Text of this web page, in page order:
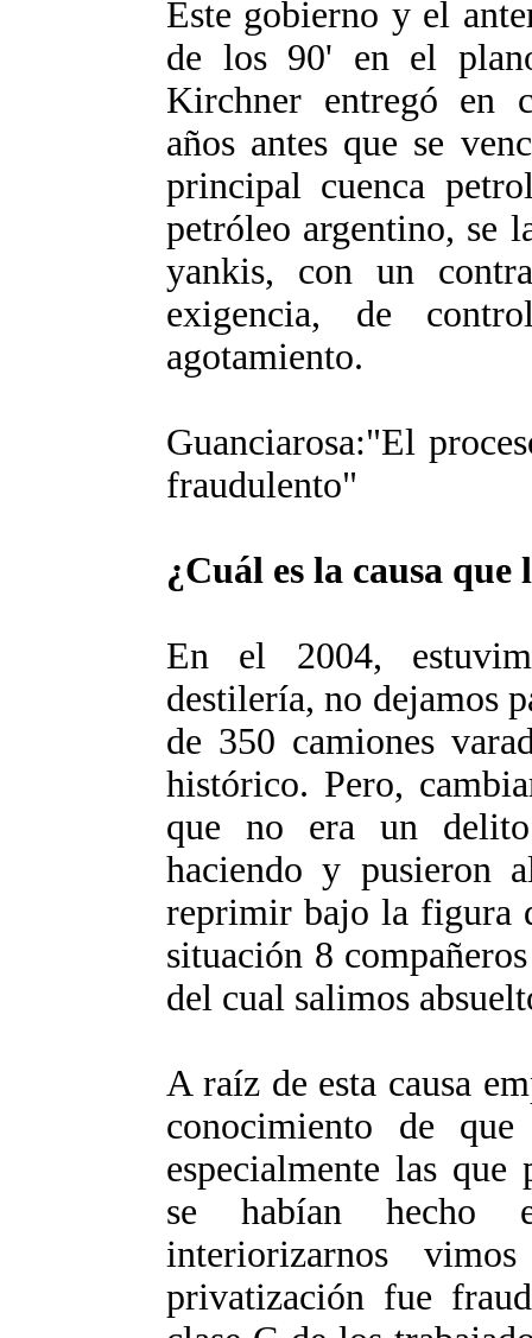
Este gobierno y el
de los 90' en el
Kirchner entregó en
años antes que se
principal cuenca
petróleo argentino, se
yankis, con un
exigencia, de
agotamiento.
Guanciarosa:"El
fraudulento"
¿Cuál es la causa
En el 2004,
destilería, no dejamos
de 350 camiones
histórico. Pero,
que no era un delito
haciendo y pusieron
reprimir bajo la figura
situación 8
del cual salimos
A raíz de esta causa
conocimiento de
especialmente las que
se habían hecho
interiorizarnos
privatización fue